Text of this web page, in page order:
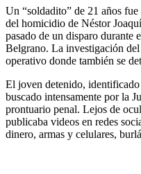
Un “soldadito” de 21 años
del homicidio de Néstor
pasado de un disparo durante
Belgrano. La investigación
operativo donde también se
El joven detenido,
buscado intensamente por la
prontuario penal. Lejos de
publicaba videos en redes
dinero, armas y celulares,